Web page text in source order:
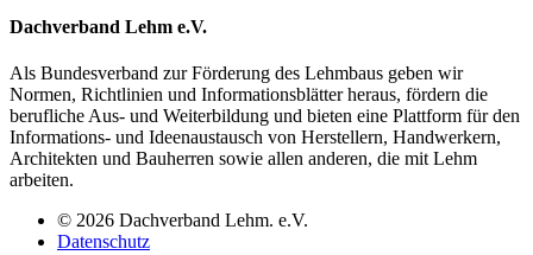
Dachverband Lehm e.V.
Als Bundesverband zur Förderung des Lehmbaus geben wir
Normen, Richtlinien und Informationsblätter heraus, fördern die
berufliche Aus- und Weiterbildung und bieten eine Plattform für den
Informations- und Ideenaustausch von Herstellern, Handwerkern,
Architekten und Bauherren sowie allen anderen, die mit Lehm
arbeiten.
© 2026 Dachverband Lehm. e.V.
Datenschutz